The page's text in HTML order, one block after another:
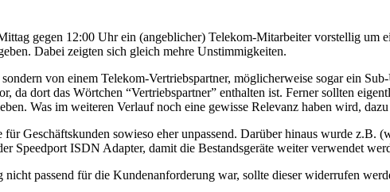
gegen 12:00 Uhr ein (angeblicher) Telekom-Mitarbeiter vorstellig um
Dabei zeigten sich gleich mehre Unstimmigkeiten.
von einem Telekom-Vertriebspartner, möglicherweise sogar ein
da dort das Wörtchen “Vertriebspartner” enthalten ist. Ferner sollten
Was im weiteren Verlauf noch eine gewisse Relevanz haben wird, dazu
Geschäftskunden sowieso eher unpassend. Darüber hinaus wurde z.B.
Speedport ISDN Adapter, damit die Bestandsgeräte weiter verwendet
passend für die Kundenanforderung war, sollte dieser widerrufen